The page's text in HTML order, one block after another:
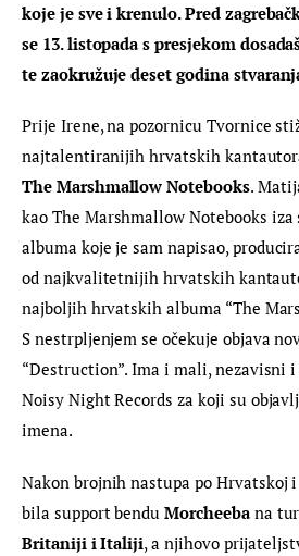
koje je sve i krenulo. Pred
se 13. listopada s presjekom
te zaokružuje deset godina
Prije Irene, na pozornicu Tvornice
najtalentiranijih hrvatskih
The Marshmallow Notebooks.
kao The Marshmallow Notebooks
albuma koje je sam napisao,
od najkvalitetnijih hrvatskih
najboljih hrvatskih albuma “The
S nestrpljenjem se očekuje objava
“Destruction”. Ima i mali, nezavisni
Noisy Night Records za koji su
imena.
Nakon brojnih nastupa po Hrvatskoj
bila support bendu Morcheeba na
Britaniji i Italiji, a njihovo